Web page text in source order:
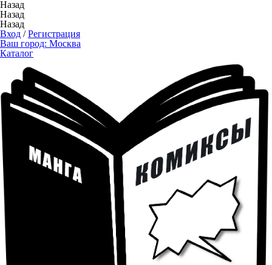
Назад
Назад
Назад
Вход /Регистрация
Ваш город: Москва
Каталог